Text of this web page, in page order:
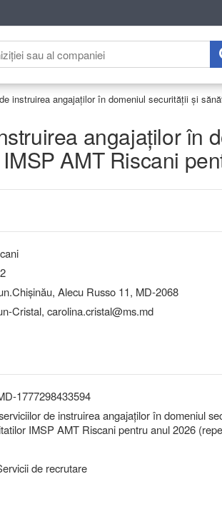
angajaților în
AMT Riscani
Alecu Russo 11, MD-2068
Cristal, carolina.cristal@ms.md
1777298433594
de instruirea angajaților în domeniul
IMSP AMT Riscani pentru anul 2026
de recrutare